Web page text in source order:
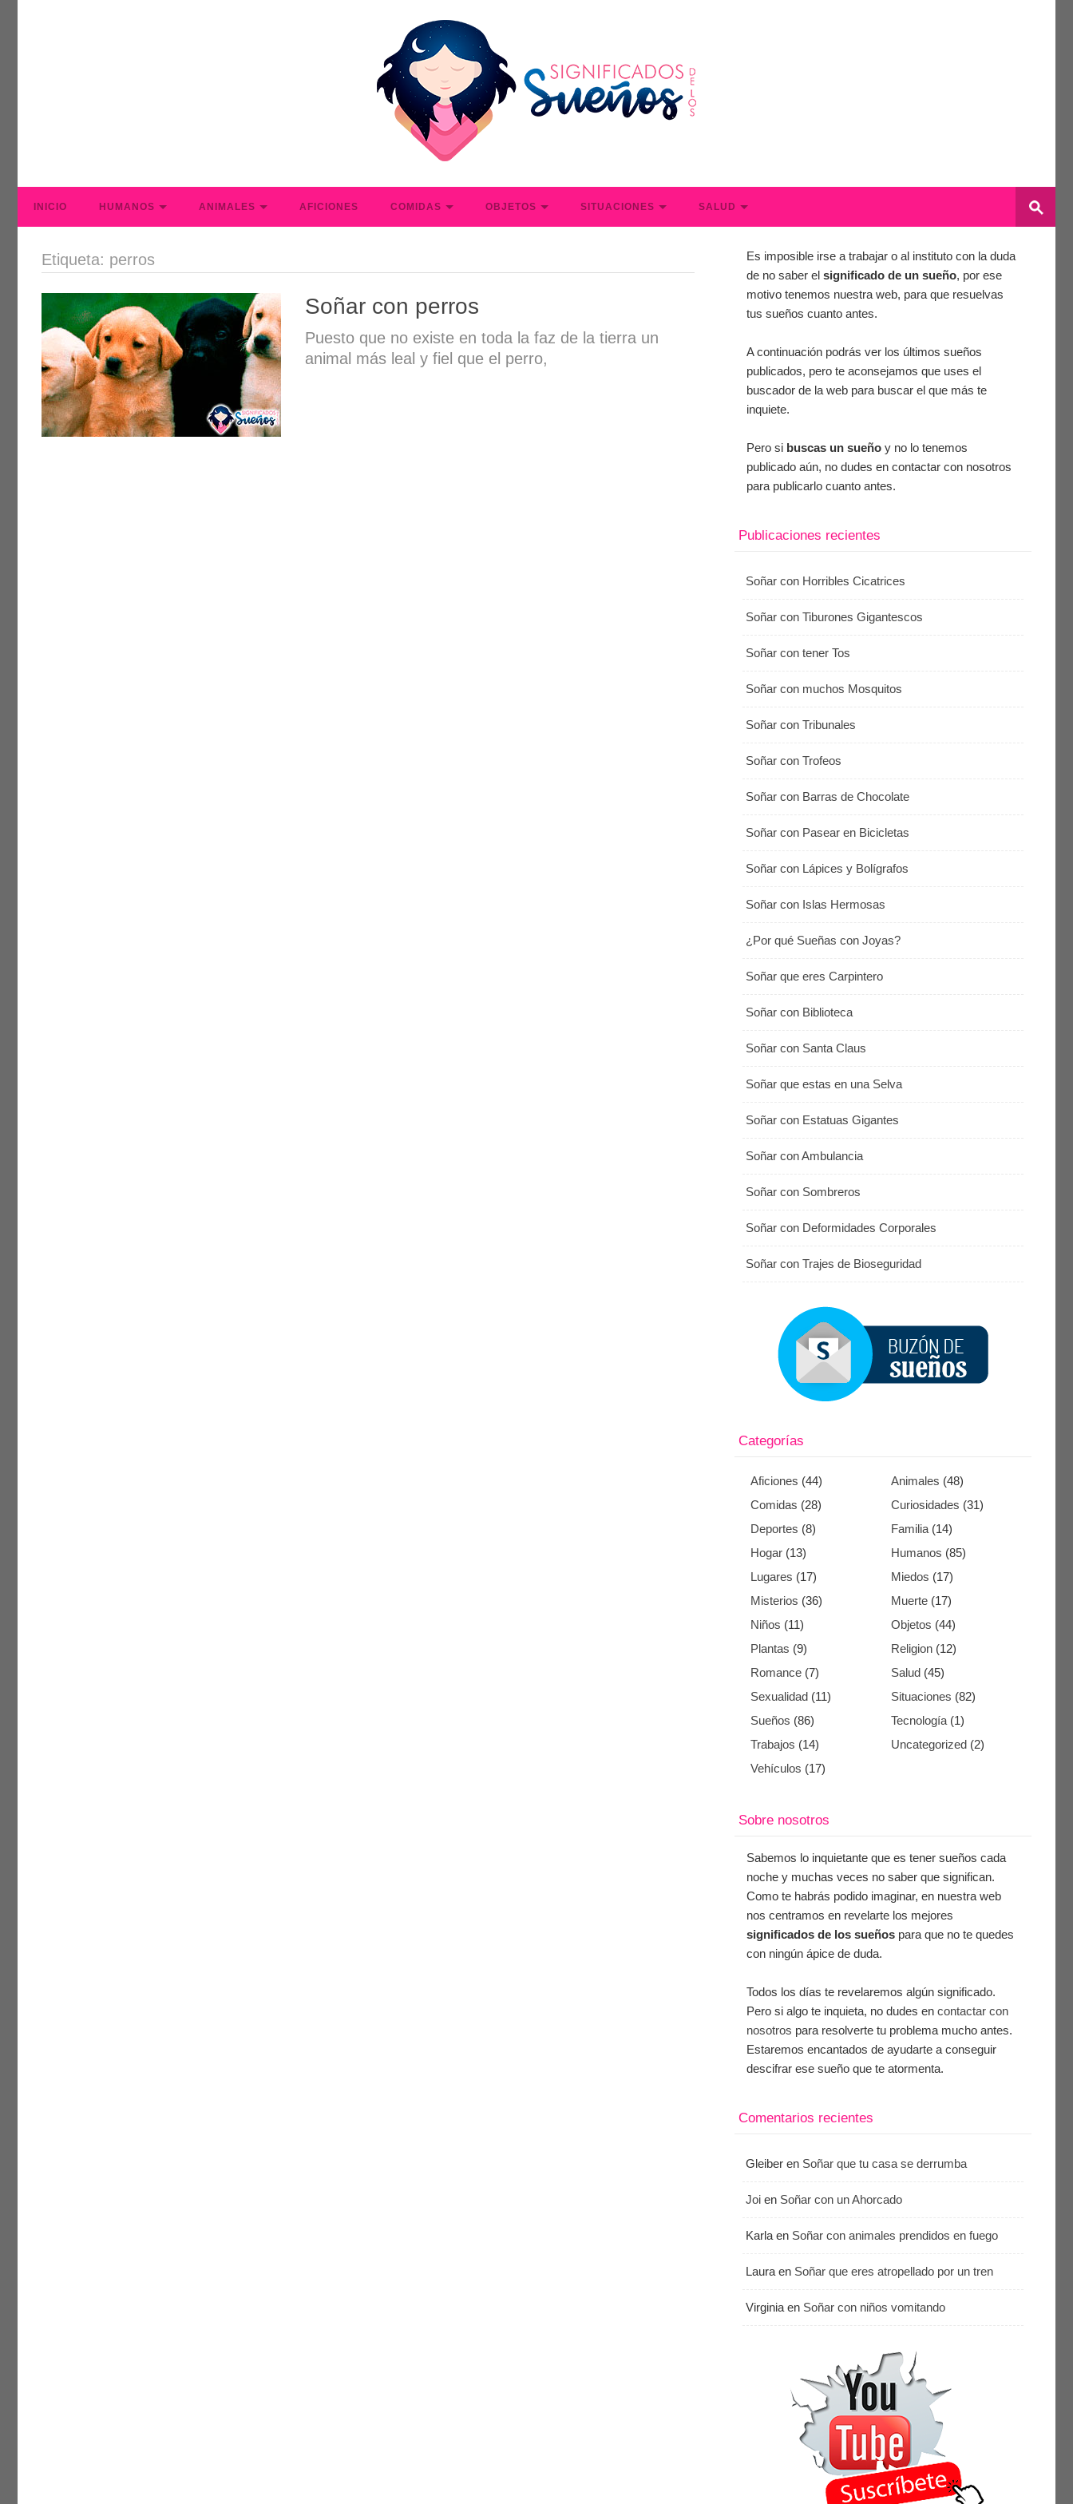
INICIO HUMANOS ANIMALES AFICIONES COMIDAS OBJETOS SITUACIONES SALUD
Etiqueta: perros
Soñar con perros
Puesto que no existe en toda la faz de la tierra un
animal más leal y fiel que el perro,
Es imposible irse a trabajar o al instituto con la duda
de no saber el significado de un sueño, por ese
motivo tenemos nuestra web, para que resuelvas
tus sueños cuanto antes.
A continuación podrás ver los últimos sueños
publicados, pero te aconsejamos que uses el
buscador de la web para buscar el que más te
inquiete.
Pero si buscas un sueño y no lo tenemos
publicado aún, no dudes en contactar con nosotros
para publicarlo cuanto antes.
Publicaciones recientes
Soñar con Horribles Cicatrices
Soñar con Tiburones Gigantescos
Soñar con tener Tos
Soñar con muchos Mosquitos
Soñar con Tribunales
Soñar con Trofeos
Soñar con Barras de Chocolate
Soñar con Pasear en Bicicletas
Soñar con Lápices y Bolígrafos
Soñar con Islas Hermosas
¿Por qué Sueñas con Joyas?
Soñar que eres Carpintero
Soñar con Biblioteca
Soñar con Santa Claus
Soñar que estas en una Selva
Soñar con Estatuas Gigantes
Soñar con Ambulancia
Soñar con Sombreros
Soñar con Deformidades Corporales
Soñar con Trajes de Bioseguridad
Categorías
Aficiones (44) Animales (48)
Comidas (28) Curiosidades (31)
Deportes (8) Familia (14)
Hogar (13) Humanos (85)
Lugares (17) Miedos (17)
Misterios (36) Muerte (17)
Niños (11) Objetos (44)
Plantas (9) Religion (12)
Romance (7) Salud (45)
Sexualidad (11) Situaciones (82)
Sueños (86) Tecnología (1)
Trabajos (14) Uncategorized (2)
Vehículos (17)
Sobre nosotros
Sabemos lo inquietante que es tener sueños cada
noche y muchas veces no saber que significan.
Como te habrás podido imaginar, en nuestra web
nos centramos en revelarte los mejores
significados de los sueños para que no te quedes
con ningún ápice de duda.
Todos los días te revelaremos algún significado.
Pero si algo te inquieta, no dudes en contactar con
nosotros para resolverte tu problema mucho antes.
Estaremos encantados de ayudarte a conseguir
descifrar ese sueño que te atormenta.
Comentarios recientes
Gleiber en Soñar que tu casa se derrumba
Joi en Soñar con un Ahorcado
Karla en Soñar con animales prendidos en fuego
Laura en Soñar que eres atropellado por un tren
Virginia en Soñar con niños vomitando